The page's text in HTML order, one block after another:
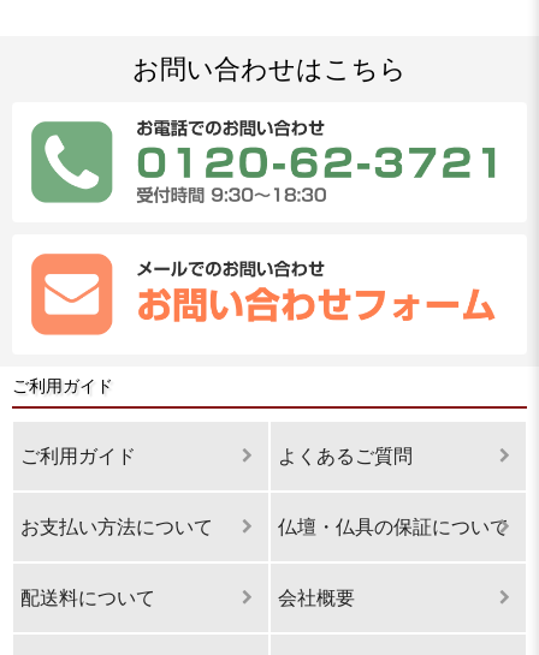
お問い合わせはこちら
ご利用ガイド
ご利用ガイド よくあるご質問
お支払い方法について 仏壇・仏具の保証について
配送料について 会社概要